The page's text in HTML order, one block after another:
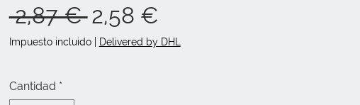
2,87 € Precio
2,58 €
de
Impuesto incluido| Delivered by DHL
Cantidad *